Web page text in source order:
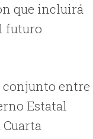
que incluirá
futuro
conjunto entre
Estatal